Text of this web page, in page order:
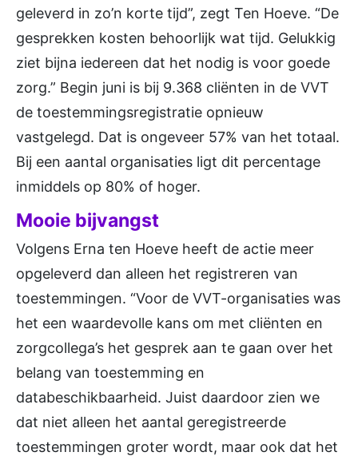
geleverd in zo’n korte tijd”, zegt Ten Hoeve. “De
gesprekken kosten behoorlijk wat tijd. Gelukkig
ziet bijna iedereen dat het nodig is voor goede
zorg.” Begin juni is bij 9.368 cliënten in de VVT
de toestemmingsregistratie opnieuw
vastgelegd. Dat is ongeveer 57% van het totaal.
Bij een aantal organisaties ligt dit percentage
inmiddels op 80% of hoger.
Mooie bijvangst
Volgens Erna ten Hoeve heeft de actie meer
opgeleverd dan alleen het registreren van
toestemmingen. “Voor de VVT-organisaties was
het een waardevolle kans om met cliënten en
zorgcollega’s het gesprek aan te gaan over het
belang van toestemming en
databeschikbaarheid. Juist daardoor zien we
dat niet alleen het aantal geregistreerde
toestemmingen groter wordt, maar ook dat het